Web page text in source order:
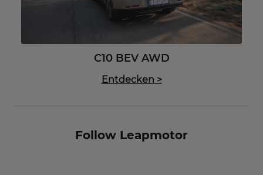
C10 BEV AWD
Entdecken >
Follow Leapmotor